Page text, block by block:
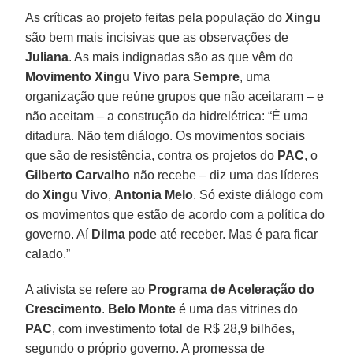
As críticas ao projeto feitas pela população doXingu
são bem mais incisivas que as observações de
Juliana. As mais indignadas são as que vêm do
Movimento Xingu Vivo para Sempre, uma
organização que reúne grupos que não aceitaram – e
não aceitam – a construção da hidrelétrica: “É uma
ditadura. Não tem diálogo. Os movimentos sociais
que são de resistência, contra os projetos do PAC, o
Gilberto Carvalho não recebe – diz uma das líderes
doXingu Vivo, Antonia Melo. Só existe diálogo com
os movimentos que estão de acordo com a política do
governo. Aí Dilma pode até receber. Mas é para ficar
calado.”
A ativista se refere ao Programa de Aceleração do
Crescimento. Belo Monte é uma das vitrines do
PAC, com investimento total de R$ 28,9 bilhões,
segundo o próprio governo. A promessa de